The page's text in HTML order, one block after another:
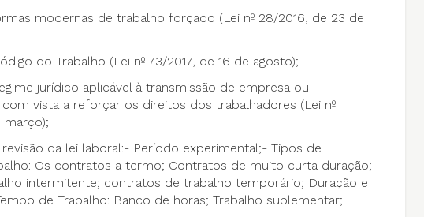
modernas de trabalho forçado (Lei nº 28/2016, de 23 de
do Trabalho (Lei nº 73/2017, de 16 de agosto);
jurídico aplicável à transmissão de empresa ou
vista a reforçar os direitos dos trabalhadores (Lei nº
março);
da lei laboral:- Período experimental;- Tipos de
Os contratos a termo; Contratos de muito curta duração;
intermitente; contratos de trabalho temporário; Duração e
de Trabalho: Banco de horas; Trabalho suplementar;